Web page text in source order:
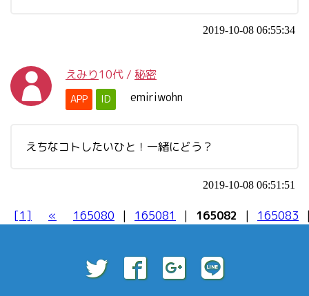
2019-10-08 06:55:34
えみり10代 / 秘密
APP ID emiriwohn
えちなコトしたいひと！一緒にどう？
2019-10-08 06:51:51
[1] « 165080 | 165081 | 165082 | 165083